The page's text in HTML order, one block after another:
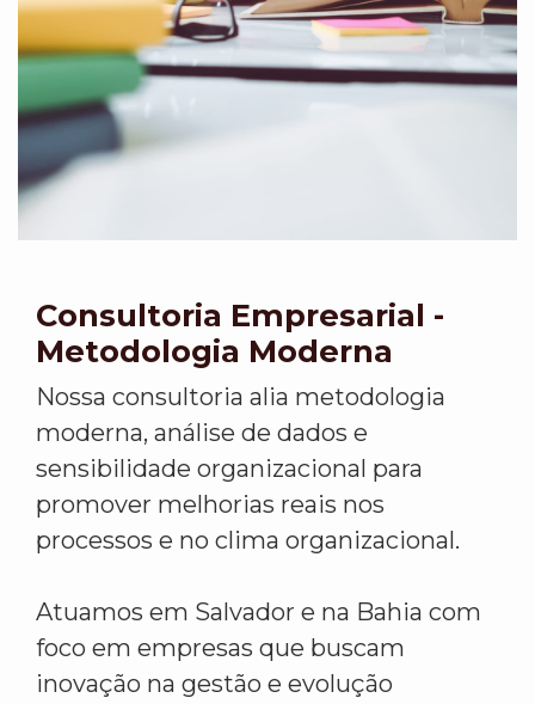
Consultoria Empresarial -
Metodologia Moderna
Nossa consultoria alia metodologia
moderna, análise de dados e
sensibilidade organizacional para
promover melhorias reais nos
processos e no clima organizacional.
Atuamos em Salvador e na Bahia com
foco em empresas que buscam
inovação na gestão e evolução